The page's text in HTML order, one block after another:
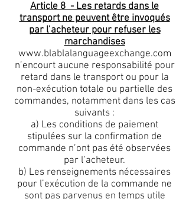
Article 8 - Les retards dans le
transport ne peuvent être invoqués
par l’acheteur pour refuser les
marchandises
www.blablalanguageexchange.com
n’encourt aucune responsabilité pour
retard dans le transport ou pour la
non-exécution totale ou partielle des
commandes, notamment dans les cas
suivants :
a) Les conditions de paiement
stipulées sur la confirmation de
commande n’ont pas été observées
par l’acheteur.
b) Les renseignements nécessaires
pour l’exécution de la commande ne
sont pas parvenus en temps utile